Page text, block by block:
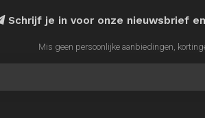
Schrijf je in voor onze nieuwsbrief
Mis geen persoonlijke aanbiedingen,